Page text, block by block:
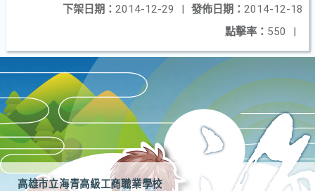
發佈日期： 2014-12-18
下架日期： 2014-12-29
|
點擊率： 550 |
高雄市立海青高級工商職業學校